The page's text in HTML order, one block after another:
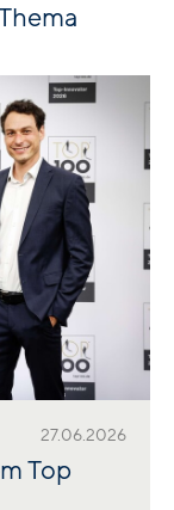
27.06.2026
Top